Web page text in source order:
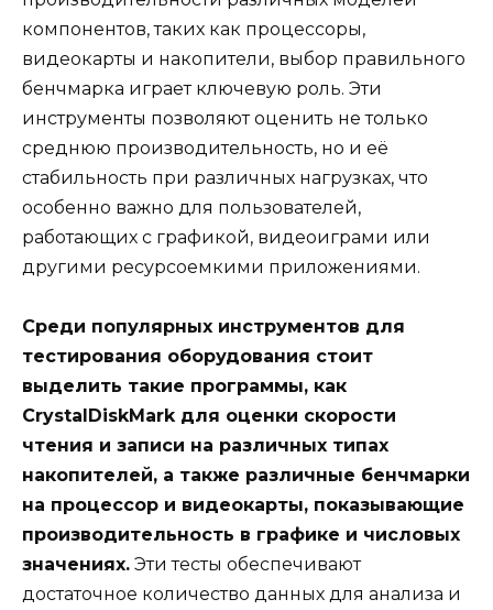
компонентов, таких как процессоры,
видеокарты и накопители, выбор правильного
бенчмарка играет ключевую роль. Эти
инструменты позволяют оценить не только
среднюю производительность, но и её
стабильность при различных нагрузках, что
особенно важно для пользователей,
работающих с графикой, видеоиграми или
другими ресурсоемкими приложениями.
Среди популярных инструментов для
тестирования оборудования стоит
выделить такие программы, как
CrystalDiskMark для оценки скорости
чтения и записи на различных типах
накопителей, а также различные бенчмарки
на процессор и видеокарты, показывающие
производительность в графике и числовых
значениях. Эти тесты обеспечивают
достаточное количество данных для анализа и